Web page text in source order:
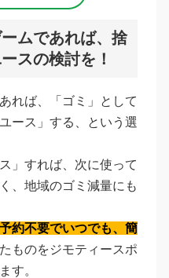
ムであれば、捨
スの検討を！
れば、「ゴミ」として
ース」する、という選
」すれば、次に使って
、地域のゴミ減量にも
予約不要でいつでも、簡
ものをジモティースポ
す。